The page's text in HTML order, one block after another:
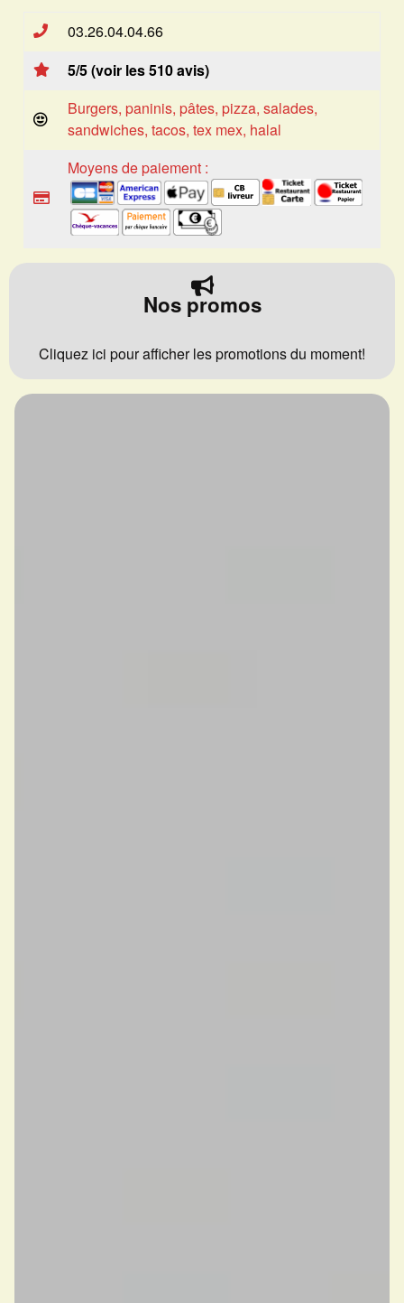
03.26.04.04.66
5/5 (voir les 510 avis)
Burgers, paninis, pâtes, pizza, salades,
sandwiches, tacos, tex mex, halal
Moyens de paiement :
Nos promos
Cliquez ici pour afficher les promotions du moment!